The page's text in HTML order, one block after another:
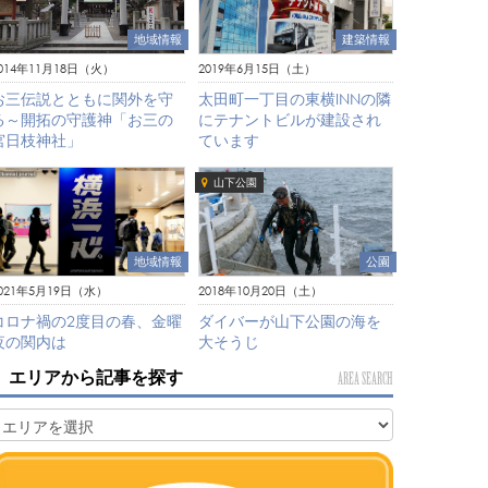
地域情報
年11月18日（火）
三伝説とともに関外を守
～開拓の守護神「お三の
日枝神社」
建築情報
2019年6月15日（土）
太田町一丁目の東横INNの隣
にテナントビルが建設され
ています
地域情報
年5月19日（水）
ロナ禍の2度目の春、金曜
の関内は
山下公園
公園
2018年10月20日（土）
ダイバーが山下公園の海を
大そうじ
エリアから記事を探す AREA SEARCH